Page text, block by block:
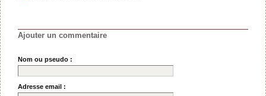
Ajouter un commentaire
Nom ou pseudo :
Adresse email :